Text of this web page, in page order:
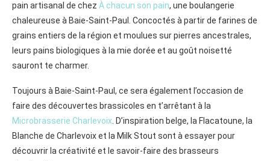
pain artisanal de chez À chacun son pain, une boulangerie
chaleureuse à Baie-Saint-Paul. Concoctés à partir de farines de
grains entiers de la région et moulues sur pierres ancestrales,
leurs pains biologiques à la mie dorée et au goût noisetté
sauront te charmer.
Toujours à Baie-Saint-Paul, ce sera également l’occasion de
faire des découvertes brassicoles en t’arrêtant à la
Microbrasserie Charlevoix. D’inspiration belge, la Flacatoune, la
Blanche de Charlevoix et la Milk Stout sont à essayer pour
découvrir la créativité et le savoir-faire des brasseurs